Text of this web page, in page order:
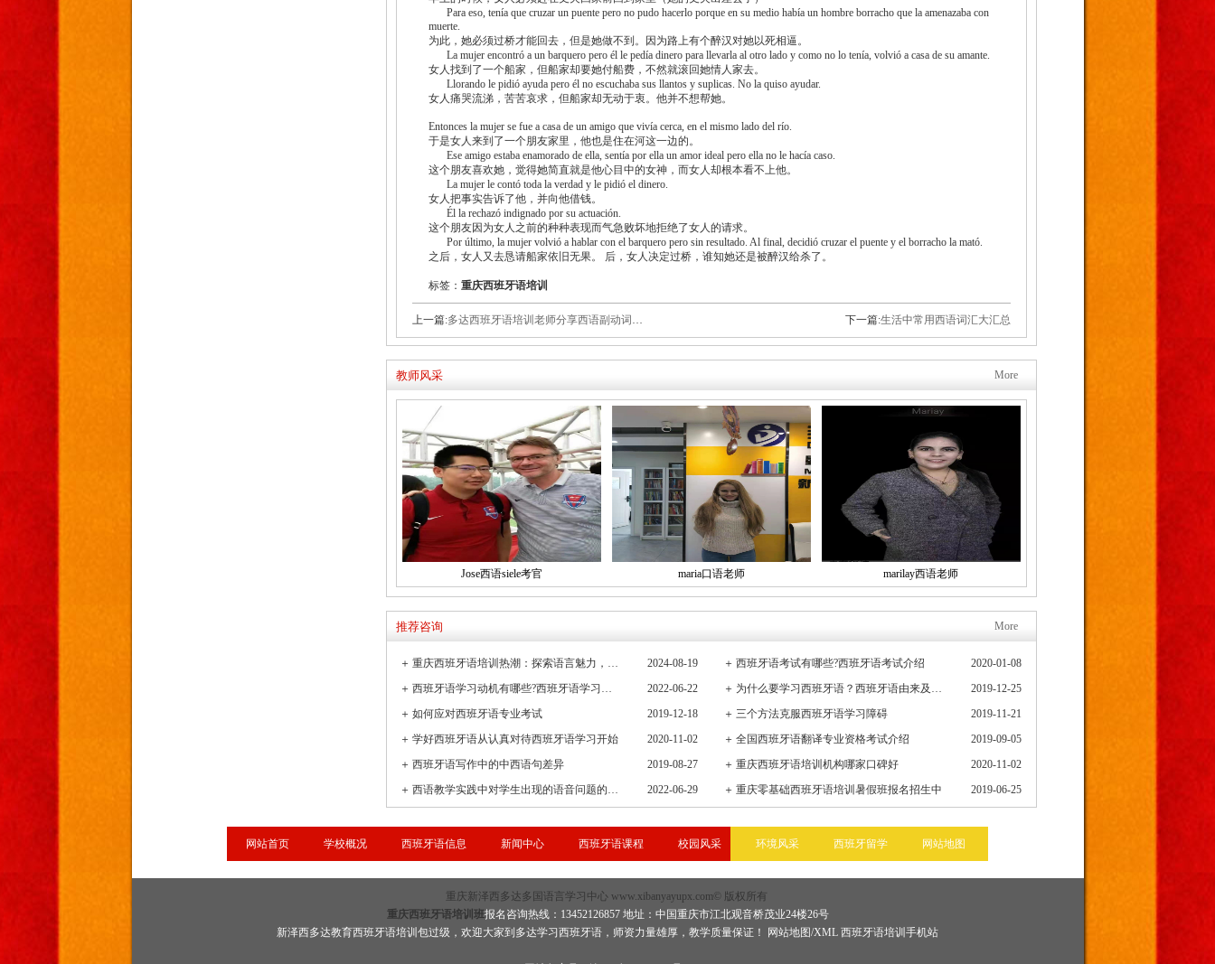
Para eso, tenía que cruzar un puente pero no pudo hacerlo porque en su medio había un hombre borracho que la amenazaba con
muerte.
为此，她必须过桥才能回去，但是她做不到。因为路上有个醉汉对她以死相逼。
La mujer encontró a un barquero pero él le pedía dinero para llevarla al otro lado y como no lo tenía, volvió a casa de su amante.
女人找到了一个船家，但船家却要她付船费，不然就滚回她情人家去。
Llorando le pidió ayuda pero él no escuchaba sus llantos y suplicas. No la quiso ayudar.
女人痛哭流涕，苦苦哀求，但船家却无动于衷。他并不想帮她。
Entonces la mujer se fue a casa de un amigo que vivía cerca, en el mismo lado del río.
于是女人来到了一个朋友家里，他也是住在河这一边的。
Ese amigo estaba enamorado de ella, sentía por ella un amor ideal pero ella no le hacía caso.
这个朋友喜欢她，觉得她简直就是他心目中的女神，而女人却根本看不上他。
La mujer le contó toda la verdad y le pidió el dinero.
女人把事实告诉了他，并向他借钱。
Él la rechazó indignado por su actuación.
这个朋友因为女人之前的种种表现而气急败坏地拒绝了女人的请求。
Por último, la mujer volvió a hablar con el barquero pero sin resultado. Al final, decidió cruzar el puente y el borracho la mató.
之后，女人又去恳请船家依旧无果。 后，女人决定过桥，谁知她还是被醉汉给杀了。
标签： 重庆西班牙语培训
上一篇:多达西班牙语培训老师分享西语副动词用法 下一篇:生活中常用西语词汇大汇总
教师风采 More
Jose西语siele考官 maria口语老师 marilay西语老师
推荐咨询 More
＋ 重庆西班牙语培训热潮：探索语言魅力，连接全球文化桥梁 2024-08-19 ＋ 西班牙语考试有哪些?西班牙语考试介绍
2020-01-08
＋
西班牙语学习动机有哪些?西班牙语学习重要性有哪些 2022-06-22 ＋ 为什么要学习西班牙语？西班牙语由来及发展史
2019-12-25
＋ 如何应对西班牙语专业考试 2019-12-18 ＋ 三个方法克服西班牙语学习障碍
2019-11-21
＋ 学好西班牙语从认真对待西班牙语学习开始 2020-11-02 ＋ 全国西班牙语翻译专业资格考试介绍
2019-09-05
＋ 西班牙语写作中的中西语句差异 2019-08-27 ＋ 重庆西班牙语培训机构哪家口碑好
2020-11-02
＋
西语教学实践中对学生出现的语音问题的观察与小结 2022-06-29 ＋ 重庆零基础西班牙语培训暑假班报名招生中 2019-06-25
网站首页 学校概况 西班牙语信息 新闻中心 西班牙语课程 校园风采 环境风采 西班牙留学 网站地图
重庆新泽西多达多国语言学习中心 www.xibanyayupx.com© 版权所有
重庆西班牙语培训班报名咨询热线：13452126857 地址：中国重庆市江北观音桥茂业24楼26号
新泽西多达教育西班牙语培训包过级，欢迎大家到多达学习 西班牙语 ，师资力量雄厚，教学质量保证！ 网站地图/XML 西班牙语培训手机站